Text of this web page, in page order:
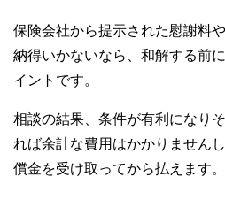
保険会社から提示された慰謝料
納得いかないなら、和解する前
イントです。
相談の結果、条件が有利になり
れば余計な費用はかかりません
償金を受け取ってから払えます。